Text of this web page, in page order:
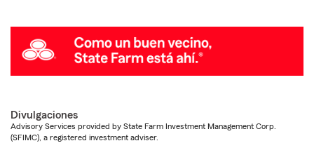
Divulgaciones
Advisory Services provided by State Farm Investment Management Corp.
(SFIMC), a registered investment adviser.